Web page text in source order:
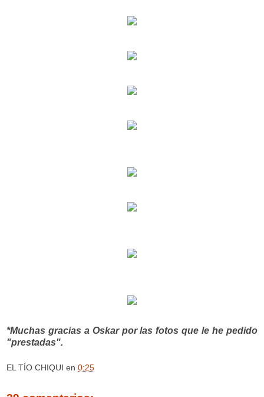
*Muchas gracias a Oskar por las fotos que le he pedido
"prestadas".
EL TÍO CHIQUI en 0:25